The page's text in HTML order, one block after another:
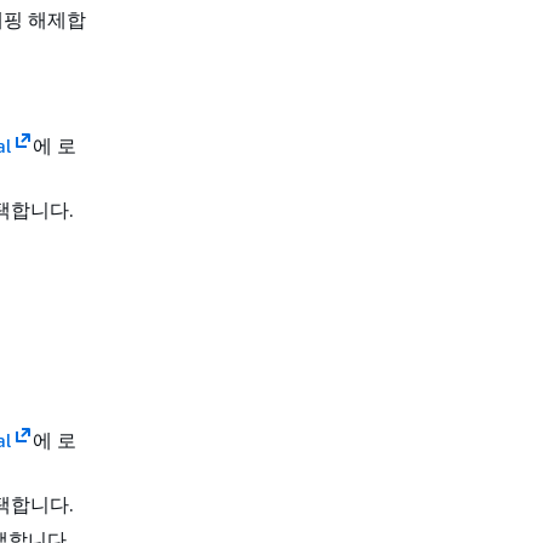
해제합
에 로
합니다.
에 로
합니다.